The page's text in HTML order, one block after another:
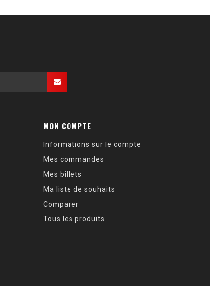
MON COMPTE
Informations sur le compte
Mes commandes
Mes billets
Ma liste de souhaits
Comparer
Tous les produits